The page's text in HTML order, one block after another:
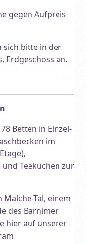
gegen Aufpreis
sich bitte in der
Erdgeschoss an.
Betten in Einzel-
im
Teeküchen zur
Tal, einem
des Barnimer
hier auf unserer